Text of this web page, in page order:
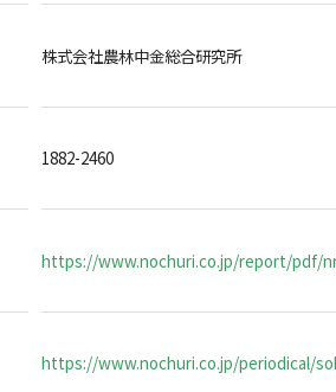
株式会社農林中金総合研究所
1882-2460
https://www.nochuri.co.jp/report/pdf/
https://www.nochuri.co.jp/periodical/